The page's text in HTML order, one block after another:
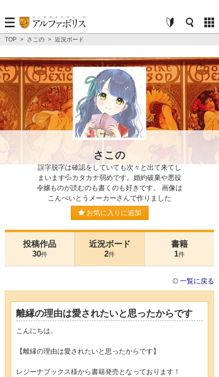
TOP > さこの > 近況ボード
さこの
誤字脱字は確認をしていても次々と出て来てし
まいます💦カタカナ弱めです。婚約破棄や悪役
令嬢ものが読むのも書くのも好きです。 画像は
こんぺいとうメーカーさんで作りました
お気に入りに追加
投稿作品
30件
近況ボード
2件
書籍
1件
一覧に戻る
離縁の理由は愛されたいと思ったからです
こんにちは。
【離縁の理由は愛されたいと思ったからです】
レジーナブックス様から書籍発売となっております！